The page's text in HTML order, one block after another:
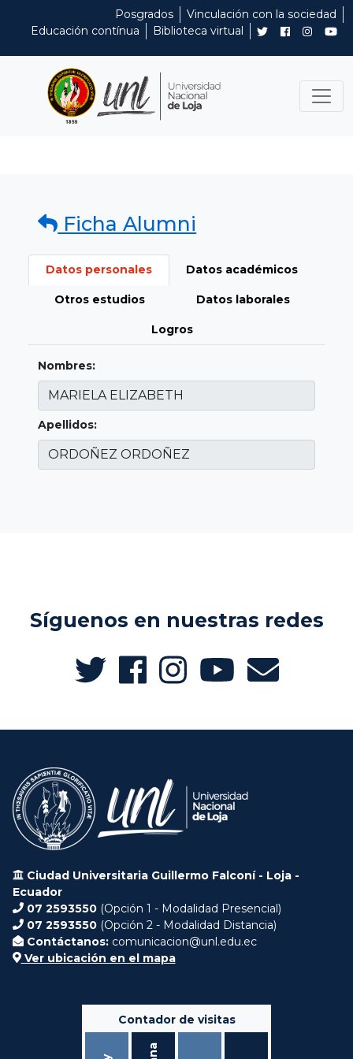
Posgrados
Vinculación con la sociedad
Educación contínua
Biblioteca virtual
Ficha Alumni
Datos personales Datos académicos
Otros estudios Datos laborales
Logros
Nombres:
Apellidos:
Síguenos en nuestras redes
Ciudad Universitaria Guillermo Falconí - Loja -
Ecuador
07 2593550 (Opción 1 - Modalidad Presencial)
07 2593550 (Opción 2 - Modalidad Distancia)
Contáctanos: comunicacion@unl.edu.ec
Ver ubicación en el mapa
Contador de visitas